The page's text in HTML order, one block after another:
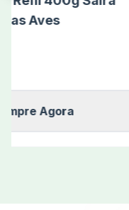
80x60cm - 30